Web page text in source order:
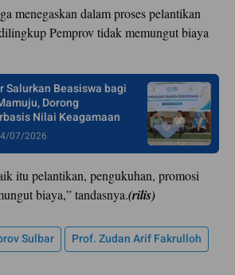
menegaskan dalam proses pelantikan
Pemprov tidak memungut biaya
Salurkan Beasiswa bagi
Dorong
Nilai Keagamaan
07/2026
itu pelantikan, pengukuhan, promosi
biaya,” tandasnya.(rilis)
Sulbar Prof. Zudan Arif Fakrulloh